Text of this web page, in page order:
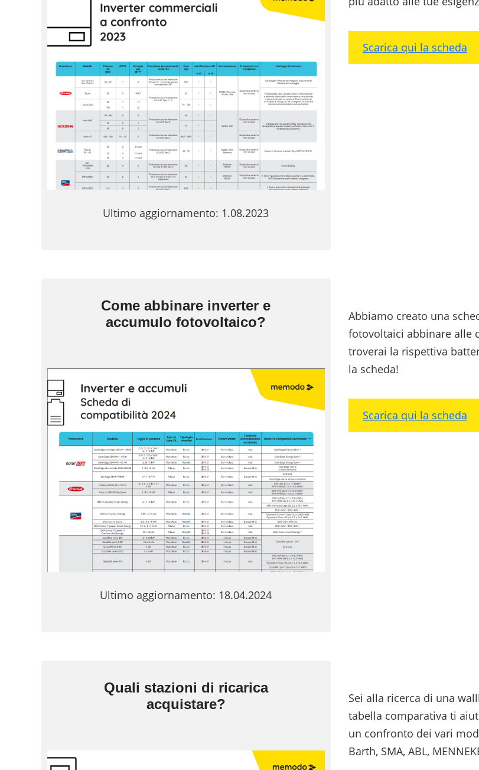
Ultimo aggiornamento: 1.08.2023
Scarica qui la scheda
Come abbinare inverter e
accumulo fotovoltaico?
Ultimo aggiornamento: 18.04.2024
Abbiamo creato una
fotovoltaici abbinare alle
troverai la rispettiva
la scheda!
Scarica qui la scheda
Quali stazioni di ricarica
acquistare?
Sei alla ricerca di una
tabella comparativa ti
un confronto dei vari
Barth, SMA, ABL,